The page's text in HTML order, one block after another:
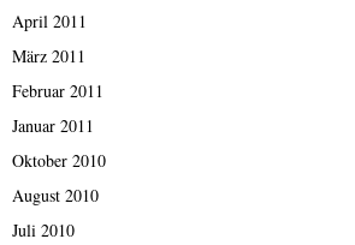
April 2011
März 2011
Februar 2011
Januar 2011
Oktober 2010
August 2010
Juli 2010